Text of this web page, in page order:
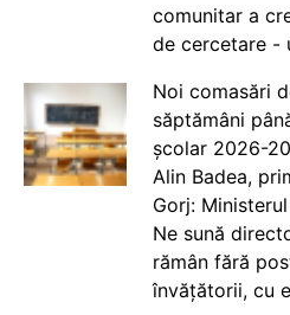
comunitar a
de cercetare -
Noi comasări
săptămâni
școlar 2026-
Alin Badea,
Gorj:
Ne sună
rămân fără
învățătorii, cu